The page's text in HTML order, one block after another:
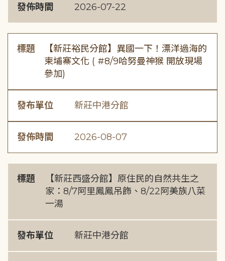
發佈時間 2026-07-22
標題
【新莊裕民分館】異國一下！漂洋過海的
柬埔寨文化 ( #8/9哈努曼神猴 開放現場
參加)
發布單位 新莊中港分館
發佈時間 2026-08-07
標題
【新莊西盛分館】原住民的自然共生之
家：8/7阿里鳳鳳吊飾、8/22阿美族八菜
一湯
發布單位 新莊中港分館